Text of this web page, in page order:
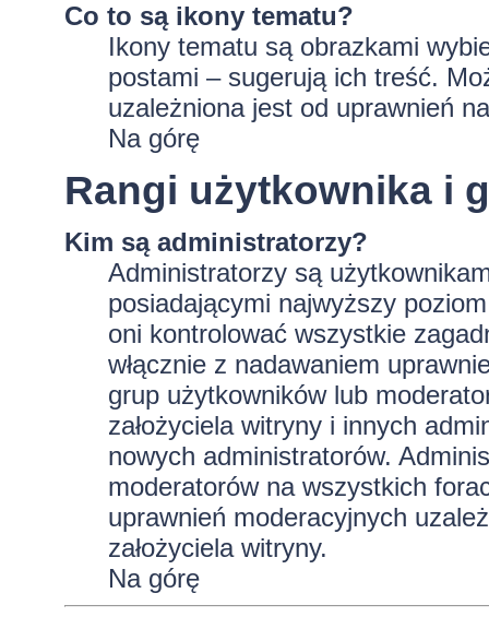
Co to są ikony tematu?
Ikony tematu są obrazkami
postami – sugerują ich treść.
uzależniona jest od uprawnień
Na górę
Rangi użytkownika i
Kim są administratorzy?
Administratorzy są
posiadającymi najwyższy
oni kontrolować wszystkie
włącznie z nadawaniem
grup użytkowników lub
założyciela witryny i innych
nowych administratorów.
moderatorów na wszystkich
uprawnień moderacyjnych
założyciela witryny.
Na górę